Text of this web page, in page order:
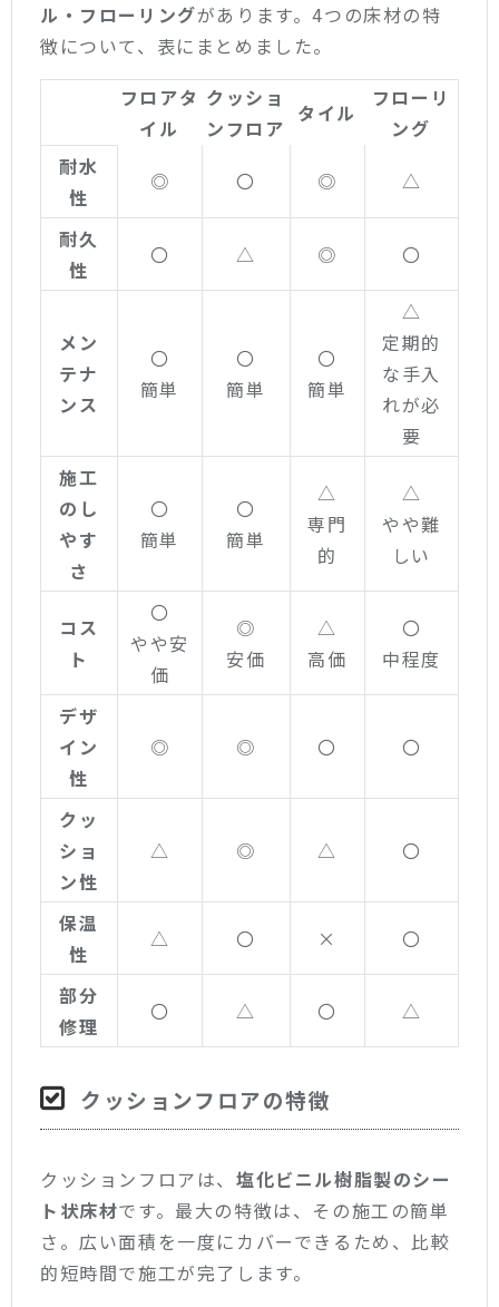
ル・フローリングがあります。4つの床材の特
徴について、表にまとめました。
フロアタ
イル
クッショ
ンフロア
タイル
フローリ
ング
耐水
性
◎ 〇 ◎ △
耐久
性
〇 △ ◎ 〇
メン
テナ
ンス
〇
簡単
〇
簡単
〇
簡単
△
定期的
な手入
れが必
要
施工
のし
やす
さ
〇
簡単
〇
簡単
△
専門
的
△
やや難
しい
コス
ト
〇
やや安
価
◎
安価
△
高価
〇
中程度
デザ
イン
性
◎ ◎ 〇 〇
クッ
ショ
ン性
△ ◎ △ 〇
保温
性
△ 〇 × 〇
部分
修理
〇 △ 〇 △
クッションフロアの特徴
クッションフロアは、 塩化ビニル樹脂製のシー
ト状床材です。最大の特徴は、その施工の簡単
さ。広い面積を一度にカバーできるため、比較
的短時間で施工が完了します。